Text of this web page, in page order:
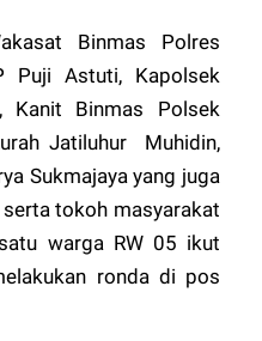
Binmas Polres
Puji Astuti, Kapolsek
Kanit Binmas Polsek
Jatiluhur Muhidin,
Sukmajaya yang juga
tokoh masyarakat
warga RW 05 ikut
ronda di pos